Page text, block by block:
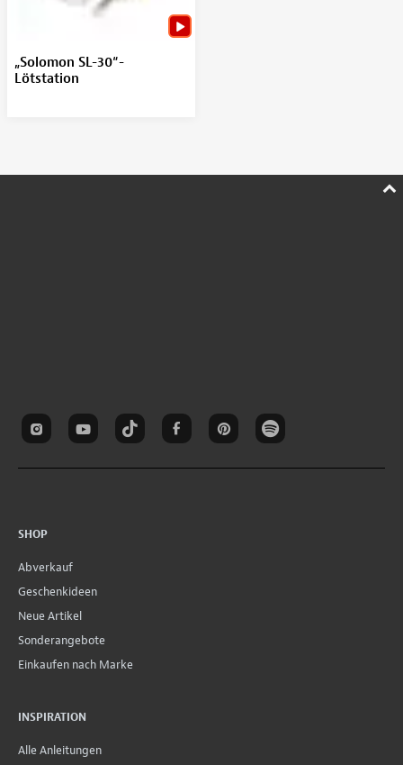
„Solomon SL-30“-
Lötstation
SHOP
Abverkauf
Geschenkideen
Neue Artikel
Sonderangebote
Einkaufen nach Marke
INSPIRATION
Alle Anleitungen